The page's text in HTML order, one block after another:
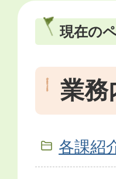
現在の
業務
各課紹